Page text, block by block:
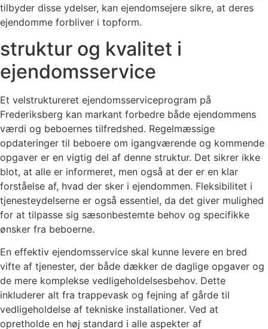
tilbyder disse ydelser, kan ejendomsejere sikre, at deres
ejendomme forbliver i topform.
struktur og kvalitet i
ejendomsservice
Et velstruktureret ejendomsserviceprogram på
Frederiksberg kan markant forbedre både ejendommens
værdi og beboernes tilfredshed. Regelmæssige
opdateringer til beboere om igangværende og kommende
opgaver er en vigtig del af denne struktur. Det sikrer ikke
blot, at alle er informeret, men også at der er en klar
forståelse af, hvad der sker i ejendommen. Fleksibilitet i
tjenesteydelserne er også essentiel, da det giver mulighed
for at tilpasse sig sæsonbestemte behov og specifikke
ønsker fra beboerne.
En effektiv ejendomsservice skal kunne levere en bred
vifte af tjenester, der både dækker de daglige opgaver og
de mere komplekse vedligeholdelsesbehov. Dette
inkluderer alt fra trappevask og fejning af gårde til
vedligeholdelse af tekniske installationer. Ved at
opretholde en høj standard i alle aspekter af